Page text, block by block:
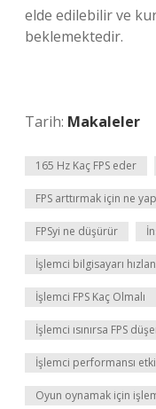
elde edilebilir ve
beklemektedir.
Tarih: Makaleler
165 Hz Kaç FPS eder
FPS arttırmak için ne
FPSyi ne düşürür
İşlemci bilgisayarı
İşlemci FPS Kaç Olmalı
İşlemci ısınırsa FPS
İşlemci performansı
Oyun oynamak için